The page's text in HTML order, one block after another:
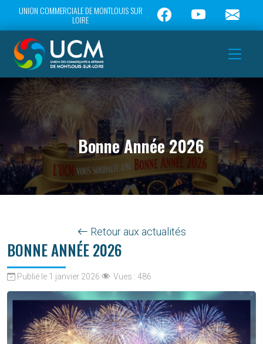
UNION COMMERCIALE DE MONTLOUIS SUR
LOIRE
Bonne Année 2026
Retour aux actualités
BONNE ANNÉE 2026
Publié le 1 janvier 2026 Vues : 486